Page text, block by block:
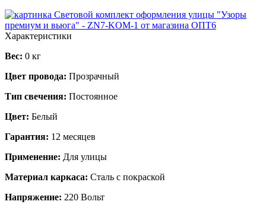
Характеристики
Вес: 0 кг
Цвет провода: Прозрачный
Тип свечения: Постоянное
Цвет: Белый
Гарантия: 12 месяцев
Применение: Для улицы
Материал каркаса: Сталь с покраской
Напряжение: 220 Вольт